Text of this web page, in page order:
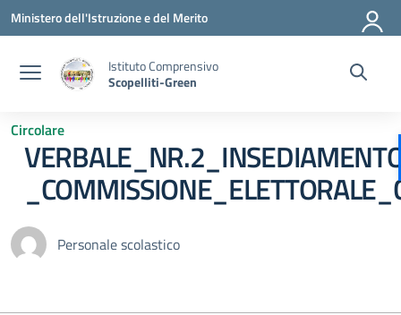
Vai ai contenuti
Vai al menu di navigazione
Vai al footer
Ministero dell'Istruzione e del Merito
Istituto Comprensivo
Scopelliti-Green
Circolare
Personale scolastico